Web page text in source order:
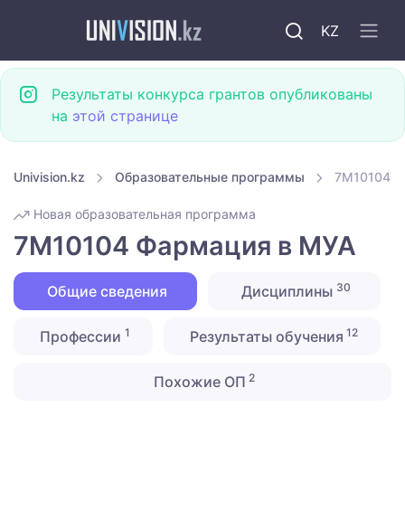
KZ
Результаты конкурса грантов опубликованы
на этой странице
Univision.kz Образовательные программы 7M10104
Новая образовательная программа
7M10104 Фармация в МУА
Общие сведения Дисциплины 30
Профессии 1 Результаты обучения 12
Похожие ОП 2